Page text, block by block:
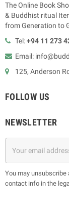
The Online Book
& Buddhist ritual
from Generation to
Tel:+94 11 273
Email:
125, Anderson
FOLLOW US
NEWSLETTER
You may unsubscribe
contact info in the